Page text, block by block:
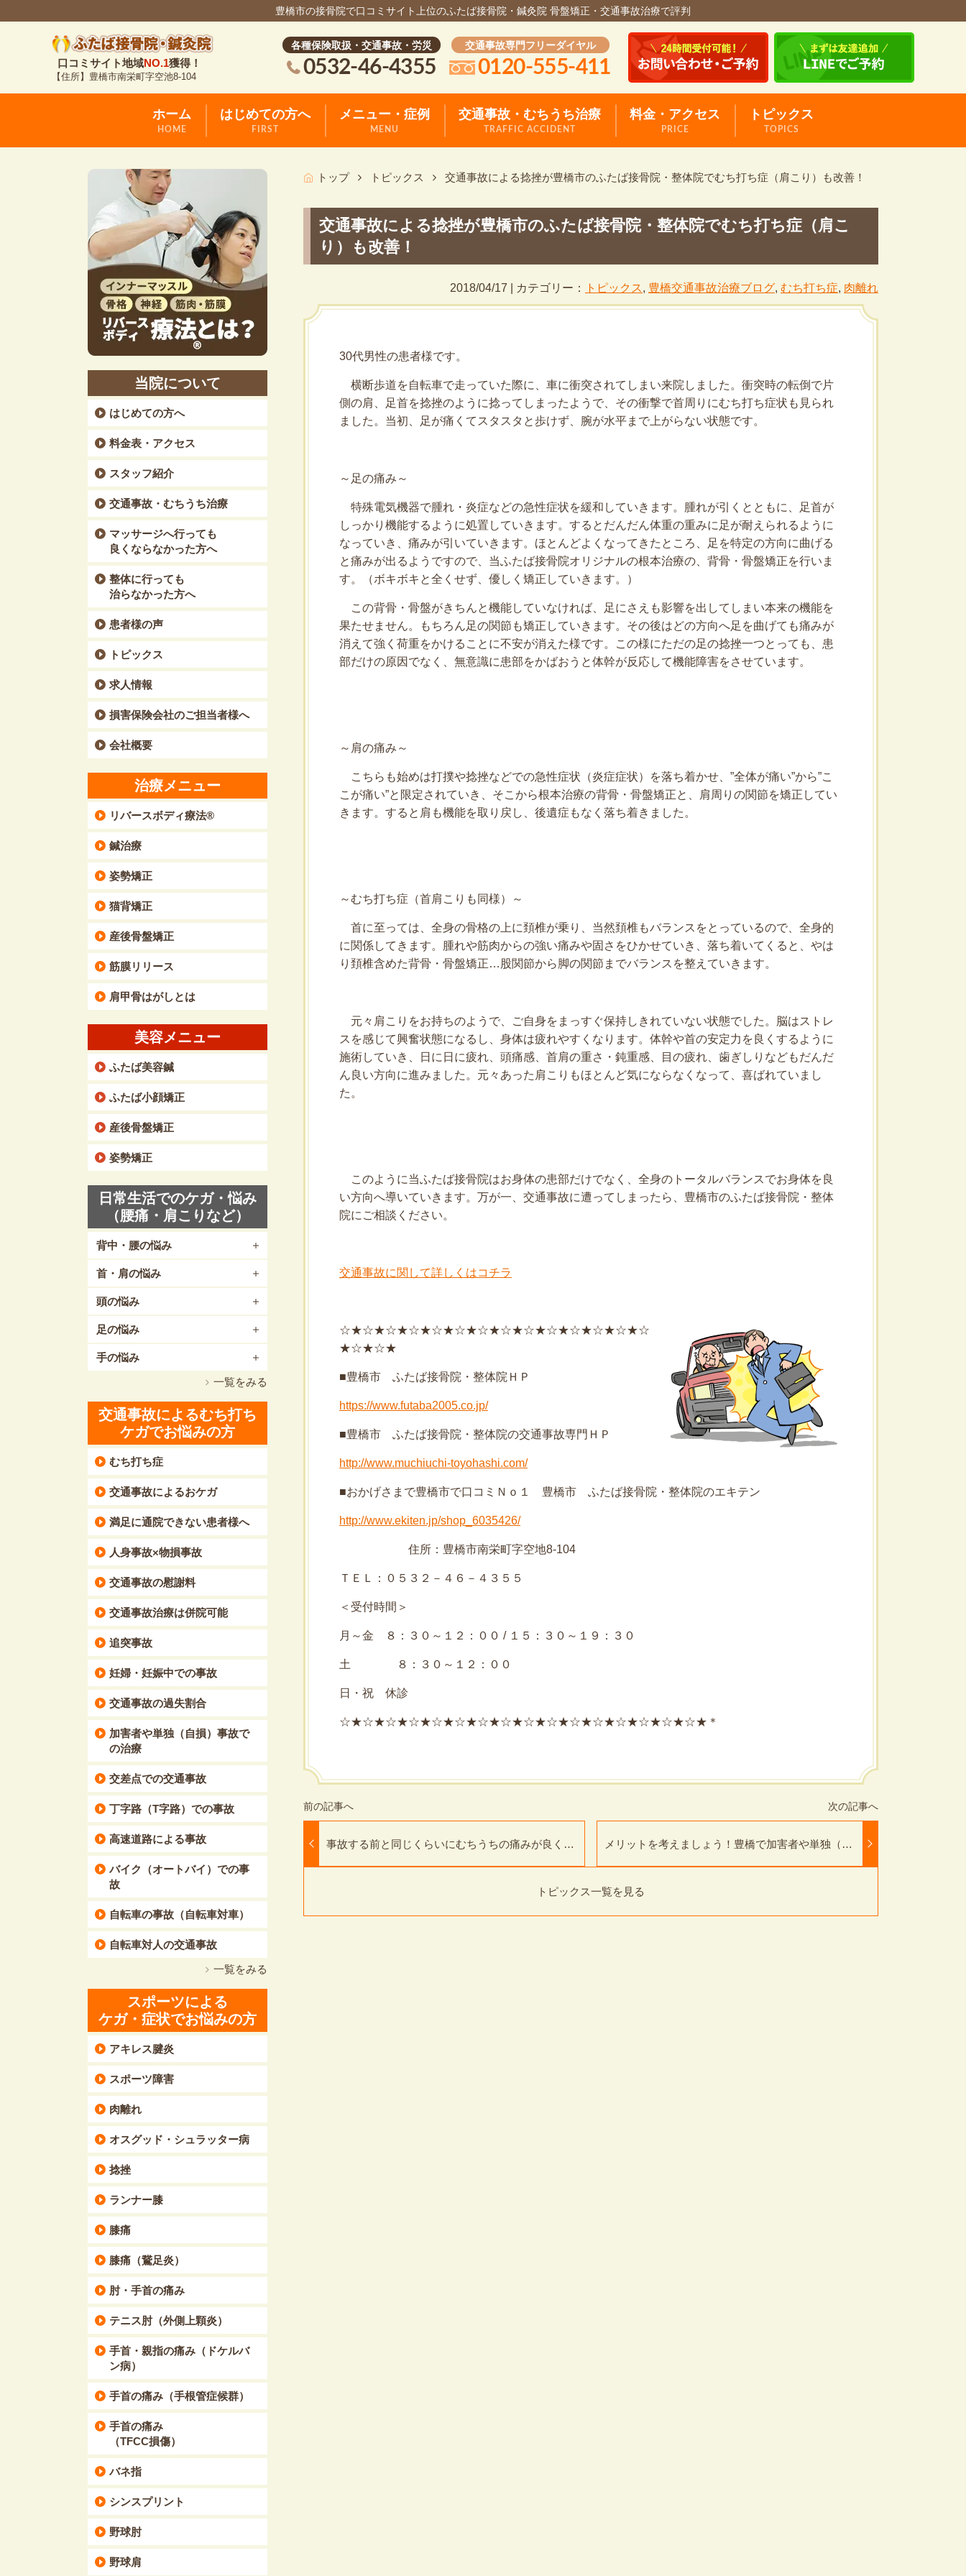
豊橋市の接骨院で口コミサイト上位のふたば接骨院・鍼灸院 骨盤矯正・交通事故治療で評判
口コミサイト地域NO.1獲得！
【住所】豊橋市南栄町字空池8-104
各種保険取扱・交通事故・労災
0532-46-4355
交通事故専門フリーダイヤル
0120-555-411
ホーム
HOME
はじめての方へ
FIRST
メニュー・症例
MENU
交通事故・むちうち治療
TRAFFIC ACCIDENT
料金・アクセス
PRICE
トピックス
TOPICS
トップ トピックス 交通事故による捻挫が豊橋市のふたば接骨院・整体院でむち打ち症（肩こり）も改善！
交通事故による捻挫が豊橋市のふたば接骨院・整体院でむち打ち症（肩こ
り）も改善！
2018/04/17 | カテゴリー： トピックス, 豊橋交通事故治療ブログ, むち打ち症, 肉離れ
30代男性の患者様です。
横断歩道を自転車で走っていた際に、車に衝突されてしまい来院しました。衝突時の転倒で片
側の肩、足首を捻挫のように捻ってしまったようで、その衝撃で首周りにむち打ち症状も見られ
ました。当初、足が痛くてスタスタと歩けず、腕が水平まで上がらない状態です。
～足の痛み～
特殊電気機器で腫れ・炎症などの急性症状を緩和していきます。腫れが引くとともに、足首が
しっかり機能するように処置していきます。するとだんだん体重の重みに足が耐えられるように
なっていき、痛みが引いていきます。ほとんどよくなってきたところ、足を特定の方向に曲げる
と痛みが出るようですので、当ふたば接骨院オリジナルの根本治療の、背骨・骨盤矯正を行いま
す。（ボキボキと全くせず、優しく矯正していきます。）
この背骨・骨盤がきちんと機能していなければ、足にさえも影響を出してしまい本来の機能を
果たせません。もちろん足の関節も矯正していきます。その後はどの方向へ足を曲げても痛みが
消えて強く荷重をかけることに不安が消えた様です。この様にただの足の捻挫一つとっても、患
部だけの原因でなく、無意識に患部をかばおうと体幹が反応して機能障害をさせています。
～肩の痛み～
こちらも始めは打撲や捻挫などでの急性症状（炎症症状）を落ち着かせ、”全体が痛い”から”こ
こが痛い”と限定されていき、そこから根本治療の背骨・骨盤矯正と、肩周りの関節を矯正してい
きます。すると肩も機能を取り戻し、後遺症もなく落ち着きました。
～むち打ち症（首肩こりも同様）～
首に至っては、全身の骨格の上に頚椎が乗り、当然頚椎もバランスをとっているので、全身的
に関係してきます。腫れや筋肉からの強い痛みや固さをひかせていき、落ち着いてくると、やは
り頚椎含めた背骨・骨盤矯正…股関節から脚の関節までバランスを整えていきます。
元々肩こりをお持ちのようで、ご自身をまっすぐ保持しきれていない状態でした。脳はストレ
スを感じて興奮状態になるし、身体は疲れやすくなります。体幹や首の安定力を良くするように
施術していき、日に日に疲れ、頭痛感、首肩の重さ・鈍重感、目の疲れ、歯ぎしりなどもだんだ
ん良い方向に進みました。元々あった肩こりもほとんど気にならなくなって、喜ばれていまし
た。
このように当ふたば接骨院はお身体の患部だけでなく、全身のトータルバランスでお身体を良
い方向へ導いていきます。万が一、交通事故に遭ってしまったら、豊橋市のふたば接骨院・整体
院にご相談ください。
交通事故に関して詳しくはコチラ
☆★☆★☆★☆★☆★☆★☆★☆★☆★☆★☆★☆★☆★☆
★☆★☆★
■豊橋市 ふたば接骨院・整体院ＨＰ
https://www.futaba2005.co.jp/
■豊橋市 ふたば接骨院・整体院の交通事故専門ＨＰ
http://www.muchiuchi-toyohashi.com/
■おかげさまで豊橋市で口コミＮｏ１ 豊橋市 ふたば接骨院・整体院のエキテン
http://www.ekiten.jp/shop_6035426/
住所：豊橋市南栄町字空地8-104
ＴＥＬ：０５３２－４６－４３５５
＜受付時間＞
月～金 ８：３０～１２：００ / １５：３０～１９：３０
土 ８：３０～１２：００
日・祝 休診
☆★☆★☆★☆★☆★☆★☆★☆★☆★☆★☆★☆★☆★☆★☆★☆★＊
事故する前と同じくらいにむちうちの痛みが良くな
メリットを考えましょう！豊橋で加害者や単独（自
トピックス一覧を見る
当院について
はじめての方へ
料金表・アクセス
スタッフ紹介
交通事故・むちうち治療
マッサージへ行っても
良くならなかった方へ
整体に行っても
治らなかった方へ
患者様の声
トピックス
求人情報
損害保険会社のご担当者様へ
会社概要
治療メニュー
リバースボディ療法®
鍼治療
姿勢矯正
猫背矯正
産後骨盤矯正
筋膜リリース
肩甲骨はがしとは
美容メニュー
ふたば美容鍼
ふたば小顔矯正
産後骨盤矯正
姿勢矯正
日常生活でのケガ・悩み
（腰痛・肩こりなど）
背中・腰の悩み
首・肩の悩み
頭の悩み
足の悩み
手の悩み
一覧をみる
交通事故によるむち打ち
ケガでお悩みの方
むち打ち症
交通事故によるおケガ
満足に通院できない患者様へ
人身事故×物損事故
交通事故の慰謝料
交通事故治療は併院可能
追突事故
妊婦・妊娠中での事故
交通事故の過失割合
加害者や単独（自損）事故で
の治療
交差点での交通事故
丁字路（T字路）での事故
高速道路による事故
バイク（オートバイ）での事
故
自転車の事故（自転車対車）
自転車対人の交通事故
一覧をみる
スポーツによる
ケガ・症状でお悩みの方
アキレス腱炎
スポーツ障害
肉離れ
オスグッド・シュラッター病
捻挫
ランナー膝
膝痛
膝痛（鵞足炎）
肘・手首の痛み
テニス肘（外側上顆炎）
手首・親指の痛み（ドケルバ
ン病）
手首の痛み（手根管症候群）
手首の痛み
（TFCC損傷）
バネ指
シンスプリント
野球肘
野球肩